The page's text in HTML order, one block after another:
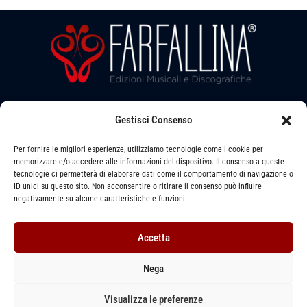
Gestisci Consenso
Per fornire le migliori esperienze, utilizziamo tecnologie come i cookie per
memorizzare e/o accedere alle informazioni del dispositivo. Il consenso a queste
tecnologie ci permetterà di elaborare dati come il comportamento di navigazione o
ID unici su questo sito. Non acconsentire o ritirare il consenso può influire
negativamente su alcune caratteristiche e funzioni.
Accetta
Nega
Visualizza le preferenze
Seguici su:
Via LEVATA, 6 - STRADELLA (PV) - 27049
FARFALLINAEdizioni Musicali | Designed by